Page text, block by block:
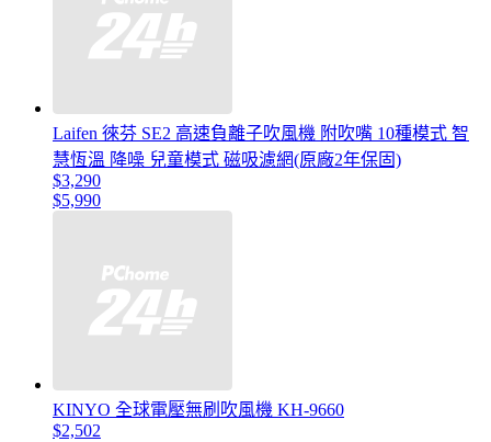
Laifen 徠芬 SE2 高速負離子吹風機 附吹嘴 10種模式 智
慧恆溫 降噪 兒童模式 磁吸濾網(原廠2年保固)
$3,290
$5,990
KINYO 全球電壓無刷吹風機 KH-9660
$2,502